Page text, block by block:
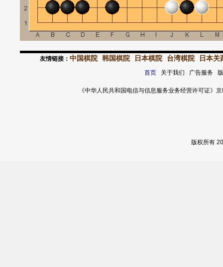
友情链接： 中国棋院 韩国棋院 日本棋院 台湾棋院 日本关
首页关于我们 广告服务
《中华人民共和国电信与信息服务业务经营许可证
版权所有